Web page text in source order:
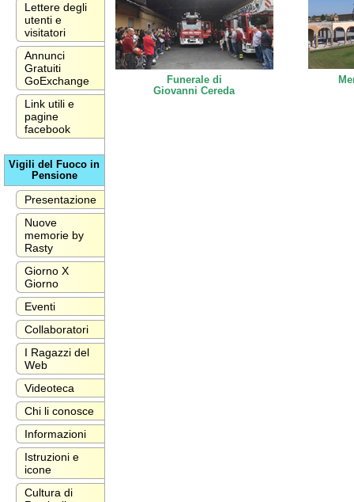
Lettere degli
utenti e
visitatori
Annunci
Gratuiti
GoExchange
Link utili e
pagine
facebook
Vigili del Fuoco in
Pensione
Presentazione
Nuove
memorie by
Rasty
Giorno X
Giorno
Eventi
Collaboratori
I Ragazzi del
Web
Videoteca
Chi li conosce
Informazioni
Istruzioni e
icone
Cultura di
Funerale di
Giovanni Cereda